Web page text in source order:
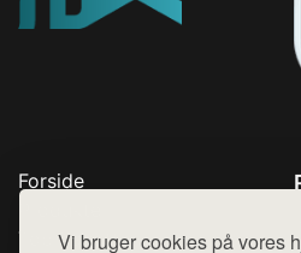
Vi bruger cookies på vores
Forside
Top Rabatter